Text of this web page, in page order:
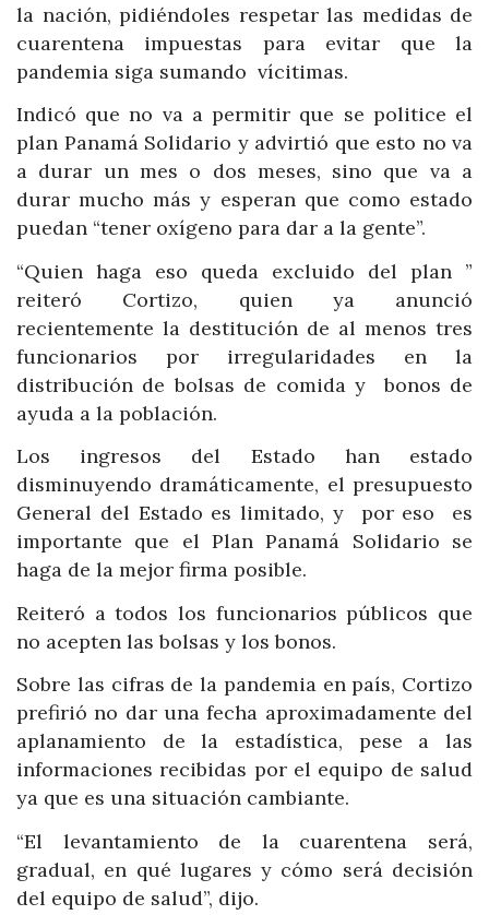
la nación, pidiéndoles respetar las medidas de
cuarentena impuestas para evitar que la
pandemia siga sumando vícitimas.
Indicó que no va a permitir que se politice el
plan Panamá Solidario y advirtió que esto no va
a durar un mes o dos meses, sino que va a
durar mucho más y esperan que como estado
puedan “tener oxígeno para dar a la gente”.
“Quien haga eso queda excluido del plan ”
reiteró Cortizo, quien ya anunció
recientemente la destitución de al menos tres
funcionarios por irregularidades en la
distribución de bolsas de comida y bonos de
ayuda a la población.
Los ingresos del Estado han estado
disminuyendo dramáticamente, el presupuesto
General del Estado es limitado, y por eso es
importante que el Plan Panamá Solidario se
haga de la mejor firma posible.
Reiteró a todos los funcionarios públicos que
no acepten las bolsas y los bonos.
Sobre las cifras de la pandemia en país, Cortizo
prefirió no dar una fecha aproximadamente del
aplanamiento de la estadística, pese a las
informaciones recibidas por el equipo de salud
ya que es una situación cambiante.
“El levantamiento de la cuarentena será,
gradual, en qué lugares y cómo será decisión
del equipo de salud”, dijo.